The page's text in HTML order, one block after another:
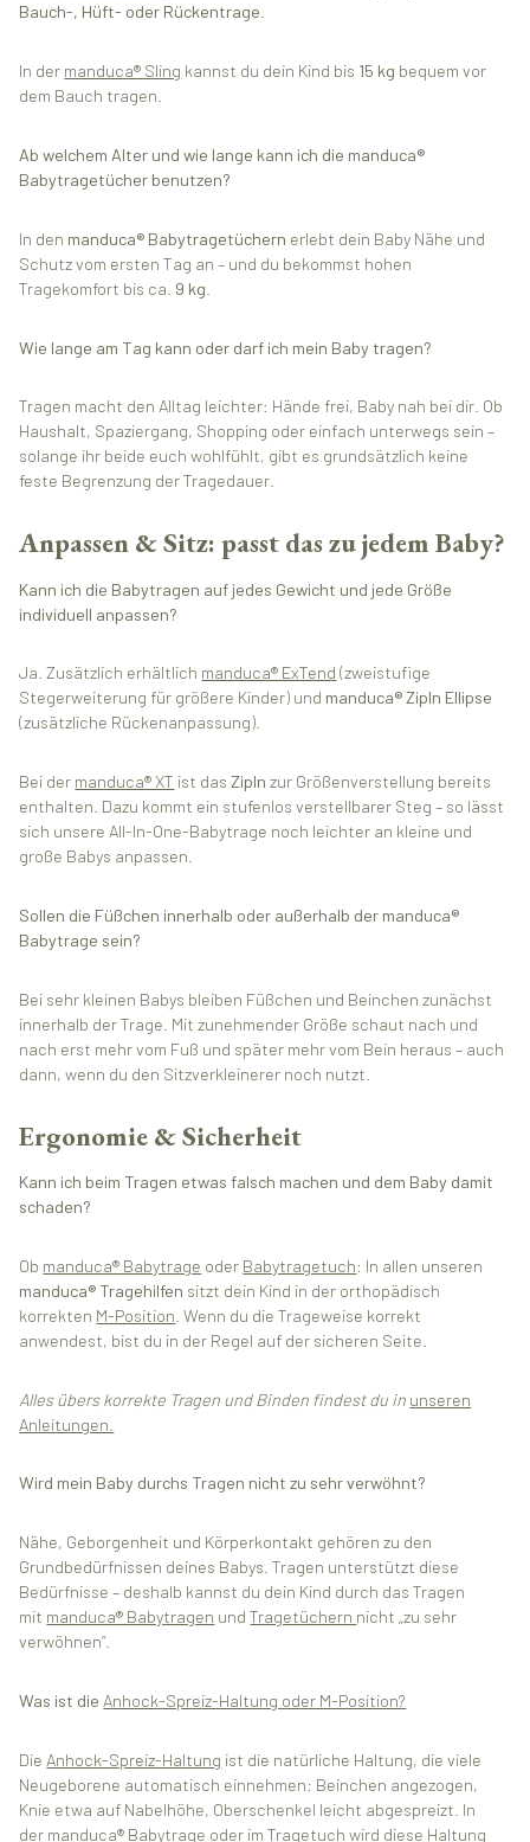
Bauch-, Hüft- oder Rückentrage.
In der manduca® Sling kannst du dein Kind bis 15 kg bequem vor
dem Bauch tragen.
Ab welchem Alter und wie lange kann ich die manduca®
Babytragetücher benutzen?
In den manduca® Babytragetüchern erlebt dein Baby Nähe und
Schutz vom ersten Tag an – und du bekommst hohen
Tragekomfort bis ca. 9 kg
Wie lange am Tag kann oder darf ich mein Baby tragen?
Tragen macht den Alltag leichter: Hände frei, Baby nah bei dir. Ob
Haushalt, Spaziergang, Shopping oder einfach unterwegs sein –
solange ihr beide euch wohlfühlt, gibt es grundsätzlich keine
feste Begrenzung der Tragedauer.
Anpassen & Sitz: passt das zu jedem Baby?
Kann ich die Babytragen auf jedes Gewicht und jede Größe
individuell anpassen?
Ja. Zusätzlich erhältlich manduca® ExTend (zweistufige
Stegerweiterung für größere Kinder) und manduca® ZipIn Ellipse
(zusätzliche Rückenanpassung).
Bei der manduca® XT ist dasZipIn zur Größenverstellung bereits
enthalten. Dazu kommt ein stufenlos verstellbarer Steg – so lässt
sich unsere All-In-One-Babytrage noch leichter an kleine und
große Babys anpassen.
Sollen die Füßchen innerhalb oder außerhalb der manduca®
Babytrage sein?
Bei sehr kleinen Babys bleiben Füßchen und Beinchen zunächst
innerhalb der Trage. Mit zunehmender Größe schaut nach und
nach erst mehr vom Fuß und später mehr vom Bein heraus – auch
dann, wenn du den Sitzverkleinerer noch nutzt.
Ergonomie & Sicherheit
Kann ich beim Tragen etwas falsch machen und dem Baby damit
schaden?
Ob manduca® Babytrage oder Babytragetuch: In allen unseren
manduca® Tragehilfen sitzt dein Kind in der orthopädisch
korrekten M-Position . Wenn du die Trageweise korrekt
anwendest, bist du in der Regel auf der sicheren Seite.
Alles übers korrekte Tragen und Binden findest du in unseren
Anleitungen.
Wird mein Baby durchs Tragen nicht zu sehr verwöhnt?
Nähe, Geborgenheit und Körperkontakt gehören zu den
Grundbedürfnissen deines Babys. Tragen unterstützt diese
Bedürfnisse – deshalb kannst du dein Kind durch das Tragen
mit manduca® Babytragen undTragetüchern nicht „zu sehr
verwöhnen“.
Was ist die Anhock-Spreiz-Haltung oder M-Position?
Die Anhock-Spreiz-Haltung ist die natürliche Haltung, die viele
Neugeborene automatisch einnehmen: Beinchen angezogen,
Knie etwa auf Nabelhöhe, Oberschenkel leicht abgespreizt. In
der manduca® Babytrage oder imTragetuchwird diese Haltung